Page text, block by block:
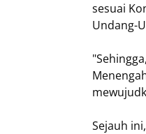
sesuai
Undang-
Sejauh